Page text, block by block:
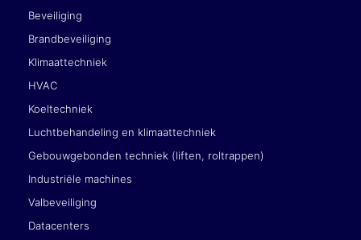
Beveiliging
Brandbeveiliging
Klimaattechniek
HVAC
Koeltechniek
Luchtbehandeling en klimaattechniek
Gebouwgebonden techniek (liften, roltrappen)
Industriële machines
Valbeveiliging
Datacenters